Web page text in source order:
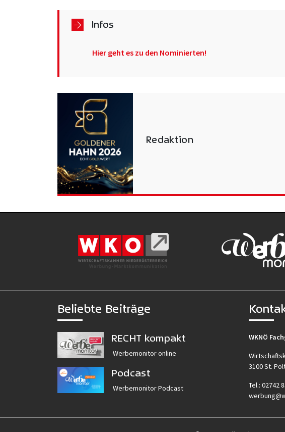
Infos
Hier geht es zu den Nominierten!
Redaktion
Beliebte Beiträge
RECHT kompakt
Werbemonitor online
Podcast
Werbemonitor Podcast
WKNÖ
3100 St.
Tel.: 02742